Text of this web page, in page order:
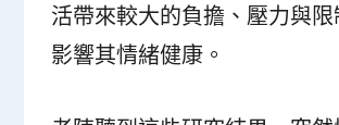
活帶來較大的負擔、壓力與
影響其情緒健康。